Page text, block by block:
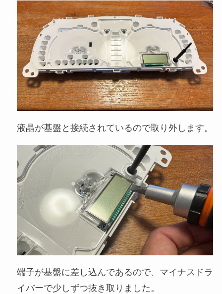
液晶が基盤と接続されているので取り外します。
端子が基盤に差し込んであるので、マイナスドラ
イバーで少しずつ抜き取りました。